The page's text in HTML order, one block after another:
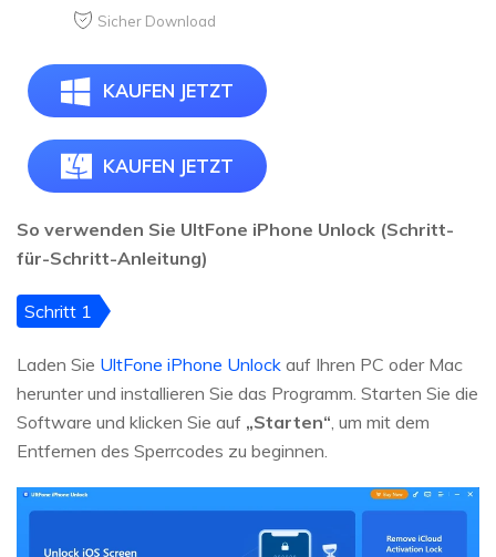
Sicher Download
KAUFEN JETZT
KAUFEN JETZT
So verwenden Sie UltFone iPhone Unlock (Schritt-
für-Schritt-Anleitung)
Schritt 1
Laden Sie UltFone iPhone Unlock auf Ihren PC oder Mac
herunter und installieren Sie das Programm. Starten Sie die
Software und klicken Sie auf „Starten“, um mit dem
Entfernen des Sperrcodes zu beginnen.